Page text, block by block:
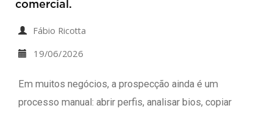
comercial.
Fábio Ricotta
19/06/2026
Em muitos negócios, a prospecção ainda é um
processo manual: abrir perfis, analisar bios, copiar